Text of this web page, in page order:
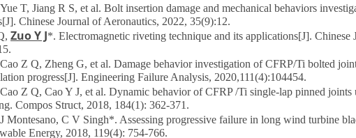
Yue T, Jiang R S, et al. Bolt insertion damage and mechanical behaviors
Chinese Journal of Aeronautics, 2022, 35(9):12.
Zuo Y J*. Electromagnetic riveting technique and its applications[J]. Chinese
Z Q, Zheng G, et al. Damage behavior investigation of CFRP/Ti bolted
progress[J]. Engineering Failure Analysis, 2020,111(4):104454.
Z Q, Cao Y J, et al. Dynamic behavior of CFRP /Ti single-lap pinned
Compos Struct, 2018, 184(1): 362-371.
Montesano, C V Singh*. Assessing progressive failure in long wind turbine
Energy, 2018, 119(4): 754-766.